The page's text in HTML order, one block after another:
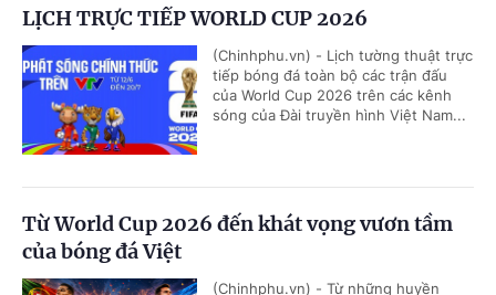
LỊCH TRỰC TIẾP WORLD CUP 2026
(Chinhphu.vn) - Lịch tường thuật trực
tiếp bóng đá toàn bộ các trận đấu
của World Cup 2026 trên các kênh
sóng của Đài truyền hình Việt Nam...
Từ World Cup 2026 đến khát vọng vươn tầm
của bóng đá Việt
(Chinhphu.vn) - Từ những huyền